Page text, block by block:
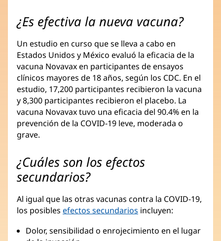
¿Es efectiva la nueva vacuna?
Un estudio en curso que se lleva a cabo en
Estados Unidos y México evaluó la eficacia de la
vacuna Novavax en participantes de ensayos
clínicos mayores de 18 años, según los CDC. En el
estudio, 17,200 participantes recibieron la vacuna
y 8,300 participantes recibieron el placebo. La
vacuna Novavax tuvo una eficacia del 90.4% en la
prevención de la COVID-19 leve, moderada o
grave.
¿Cuáles son los efectos
secundarios?
Al igual que las otras vacunas contra la COVID-19,
los posibles efectos secundarios incluyen:
Dolor, sensibilidad o enrojecimiento en el lugar